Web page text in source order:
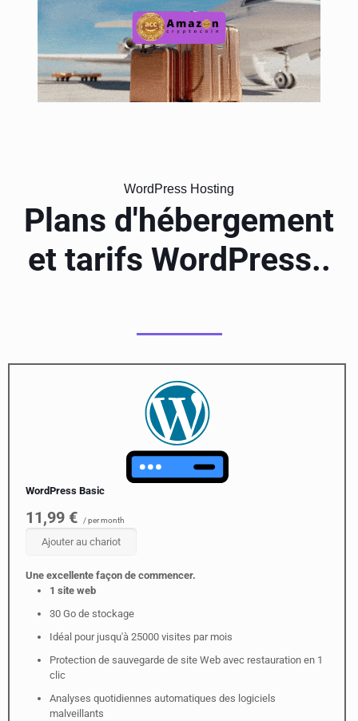
WordPress Hosting
Plans d'hébergement
et tarifs WordPress..
WordPress Basic
11,99 € / per month
Ajouter au chariot
Une excellente façon de commencer.
1 site web
30 Go de stockage
Idéal pour jusqu'à 25000 visites par mois
Protection de sauvegarde de site Web avec restauration en 1
clic
Analyses quotidiennes automatiques des logiciels
malveillants